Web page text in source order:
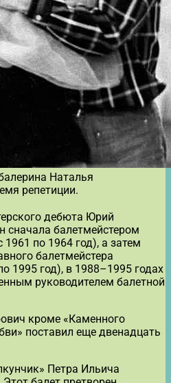
Наталья
репетиции.
дебюта Юрий
сначала балетмейстером
по 1964 год), а затем
балетмейстера
1995 год), в 1988–1995 годах
руководителем балетной
кроме «Каменного
поставил еще двенадцать
Петра Ильича